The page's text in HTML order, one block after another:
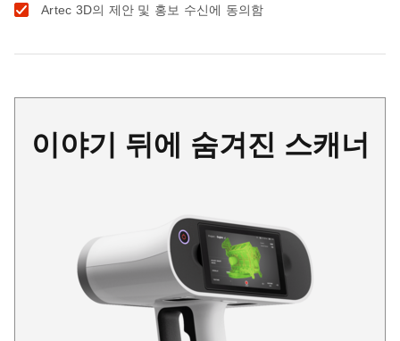
Artec 3D의 제안 및 홍보 수신에 동의함
이야기 뒤에 숨겨진 스캐너